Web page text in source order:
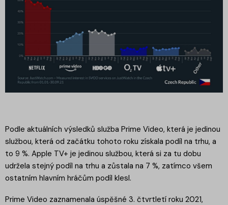
Podle aktuálních výsledků služba Prime Video, která je jedinou
službou, která od začátku tohoto roku získala podíl na trhu, a
to 9 %. Apple TV+ je jedinou službou, která si za tu dobu
udržela stejný podíl na trhu a zůstala na 7 %, zatímco všem
ostatním hlavním hráčům podíl klesl.
Prime Video zaznamenala úspěšné 3. čtvrtletí roku 2021,